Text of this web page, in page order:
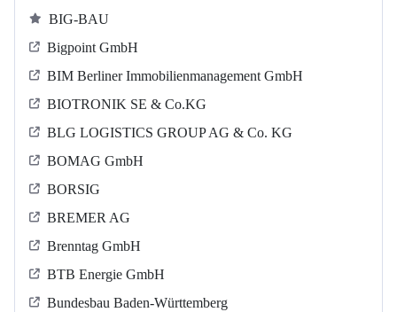
BIG-BAU
Bigpoint GmbH
BIM Berliner Immobilienmanagement GmbH
BIOTRONIK SE & Co.KG
BLG LOGISTICS GROUP AG & Co. KG
BOMAG GmbH
BORSIG
BREMER AG
Brenntag GmbH
BTB Energie GmbH
Bundesbau Baden-Württemberg